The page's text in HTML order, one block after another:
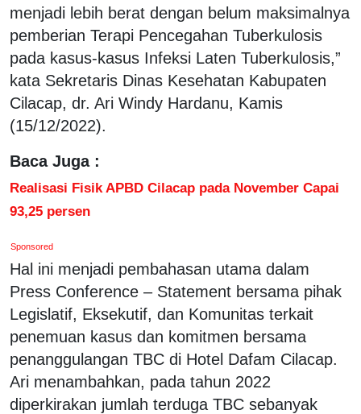
menjadi lebih berat dengan belum maksimalnya
pemberian Terapi Pencegahan Tuberkulosis
pada kasus-kasus Infeksi Laten Tuberkulosis,”
kata Sekretaris Dinas Kesehatan Kabupaten
Cilacap, dr. Ari Windy Hardanu, Kamis
(15/12/2022).
Baca Juga :
Realisasi Fisik APBD Cilacap pada November Capai
93,25 persen
Sponsored
Hal ini menjadi pembahasan utama dalam
Press Conference – Statement bersama pihak
Legislatif, Eksekutif, dan Komunitas terkait
penemuan kasus dan komitmen bersama
penanggulangan TBC di Hotel Dafam Cilacap.
Ari menambahkan, pada tahun 2022
diperkirakan jumlah terduga TBC sebanyak